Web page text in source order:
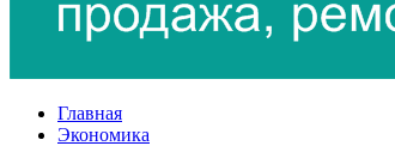
Главная
Экономика